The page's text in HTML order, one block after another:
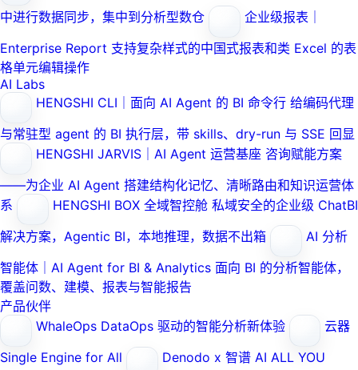
中进行数据同步，集中到分析型数仓
企业级报表｜
Enterprise Report 支持复杂样式的中国式报表和类 Excel 的表
格单元编辑操作
AI Labs
HENGSHI CLI｜面向 AI Agent 的 BI 命令行 给编码代理
与常驻型 agent 的 BI 执行层，带 skills、dry-run 与 SSE 回显
HENGSHI JARVIS｜AI Agent 运营基座 咨询赋能方案
——为企业 AI Agent 搭建结构化记忆、清晰路由和知识运营体
系
HENGSHI BOX 全域智控舱 私域安全的企业级 ChatBI
解决方案，Agentic BI，本地推理，数据不出箱
AI 分析
智能体｜AI Agent for BI & Analytics 面向 BI 的分析智能体，
覆盖问数、建模、报表与智能报告
产品伙伴
WhaleOps DataOps 驱动的智能分析新体验
云器
Single Engine for All
Denodo x 智谱 AI ALL YOU